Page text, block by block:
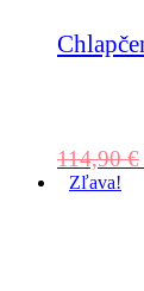
114,90€
Zľava!